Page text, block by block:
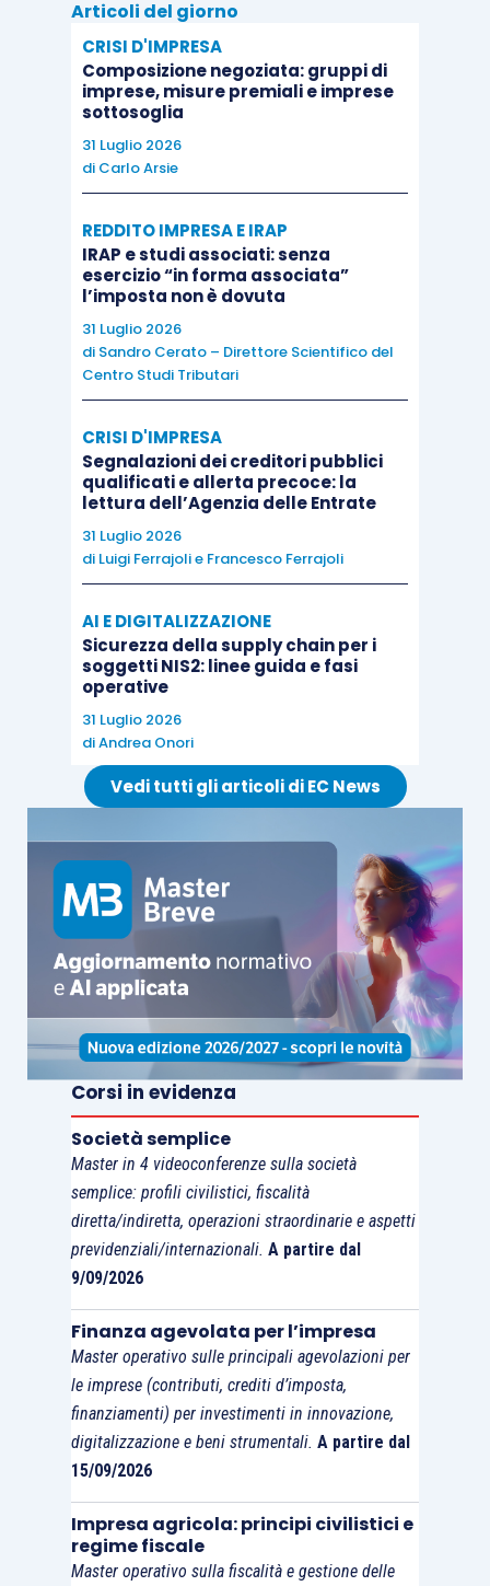
esercitabile nell’assemblea generale e di
partecipazione agli utili
non inferiore al 10 per
cento e non superiore al 50 per cento, è imputato
aciascun socio
effettiva percezione
società di capitaliche possono esercitare
opzioneprevista dall’articolo 115 Tuir
responsabilità limitata, le società cooperative, le
società di mutua assicurazione, nonché le
2157/2001e le società cooperative europee di
cui alRegolamento (CE) n. 1435/2003, residenti
nel territorio dello Stato.
L’opzione per la trasparenza fiscale
non residenti, a condizione, però, che per gli
distribuitidalla società partecipata non vi sia
obbligo diritenuta fiscale
opzioneèirrevocabilepertre esercizi sociali
della società partecipata e deve essere
all’Amministrazione finanziaria con la
dichiarazionepresentata nel periodo d’imposta a
decorrere dal quale si intende esercitare
l’opzione. Al termine del triennio, l’opzione si
intendetacitamente rinnovata
per un altro
triennio a meno che non sia revocata, secondo le
modalità e i termini previsti per la comunicazione
dell’opzione.
Articoli del giorno
CRISI D'IMPRESA
Composizione negoziata: gruppi di
imprese, misure premiali e imprese
sottosoglia
31 Luglio 2026
di Carlo Arsie
REDDITO IMPRESA E IRAP
IRAP e studi associati: senza
esercizio “in forma associata”
l’imposta non è dovuta
31 Luglio 2026
di Sandro Cerato – Direttore Scientifico del
Centro Studi Tributari
CRISI D'IMPRESA
Segnalazioni dei creditori pubblici
qualificati e allerta precoce: la
lettura dell’Agenzia delle Entrate
31 Luglio 2026
di Luigi Ferrajolie Francesco Ferrajoli
AI E DIGITALIZZAZIONE
Sicurezza della supply chain per i
soggetti NIS2: linee guida e fasi
operative
31 Luglio 2026
diAndrea Onori
Vedi tutti gli articoli di EC News
Corsi in evidenza
Società semplice
Master in 4 videoconferenze sulla società
semplice: profili civilistici, fiscalità
diretta/indiretta, operazioni straordinarie e aspetti
previdenziali/internazionali. A partire dal
9/09/2026
Finanza agevolata per l’impresa
Master operativo sulle principali agevolazioni per
le imprese (contributi, crediti d’imposta,
finanziamenti) per investimenti in innovazione,
digitalizzazione e beni strumentali. A partire dal
15/09/2026
Impresa agricola: principi civilistici e
regime fiscale
Master operativo sulla fiscalità e gestione delle